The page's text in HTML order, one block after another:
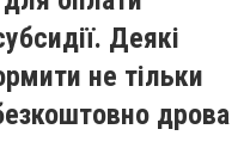
Деякі
не тільки
дрова